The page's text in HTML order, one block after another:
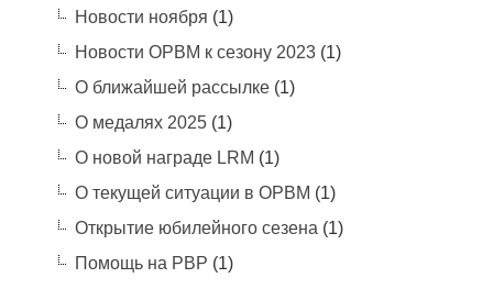
Новости ноября (1)
Новости ОРВМ к сезону 2023(1)
О ближайшей рассылке(1)
О медалях 2025(1)
О новой награде LRM (1)
О текущей ситуации в ОРВМ (1)
Открытие юбилейного сезена (1)
Помощь на РВР (1)